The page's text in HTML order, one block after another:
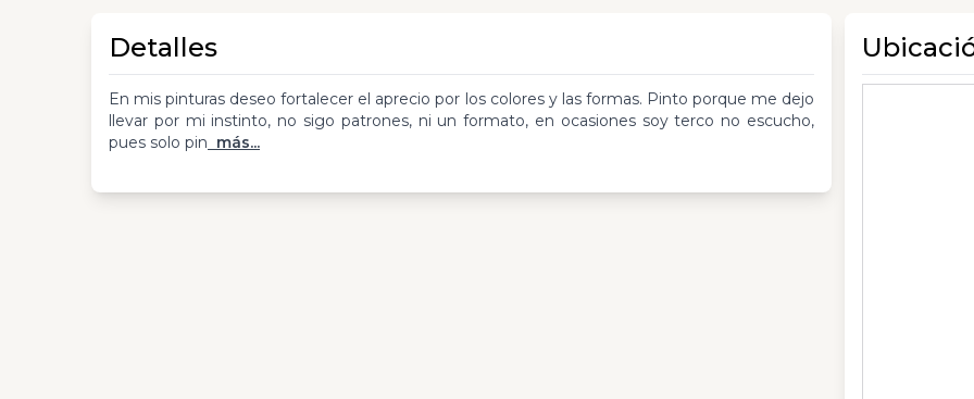
Detalles
En mis pinturas deseo fortalecer el aprecio por los colores y las formas. Pinto porque me dejo
llevar por mi instinto, no sigo patrones, ni un formato, en ocasiones soy terco no escucho,
pues solo pin más...